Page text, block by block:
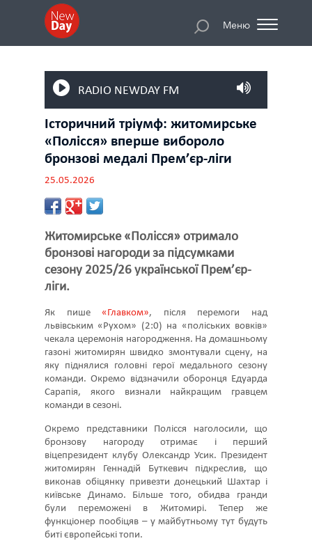
Меню
RADIO NEWDAY FM
Історичний тріумф: житомирське
«Полісся» вперше вибороло
бронзові медалі Прем’єр-ліги
25.05.2026
Житомирське «Полісся» отримало
бронзові нагороди за підсумками
сезону 2025/26 української Прем’єр-
ліги.
Як пише «Главком», після перемоги над
львівським «Рухом» (2:0) на «поліських вовків»
чекала церемонія нагородження. На домашньому
газоні житомирян швидко змонтували сцену, на
яку піднялися головні герої медального сезону
команди. Окремо відзначили оборонця Едуарда
Сарапія, якого визнали найкращим гравцем
команди в сезоні.
Окремо представники Полісся наголосили, що
бронзову нагороду отримає і перший
віцепрезидент клубу Олександр Усик. Президент
житомирян Геннадій Буткевич підкреслив, що
виконав обіцянку привезти донецький Шахтар і
київське Динамо. Більше того, обидва гранди
були переможені в Житомирі. Тепер же
функціонер пообіцяв – у майбутньому тут будуть
биті європейські топи.